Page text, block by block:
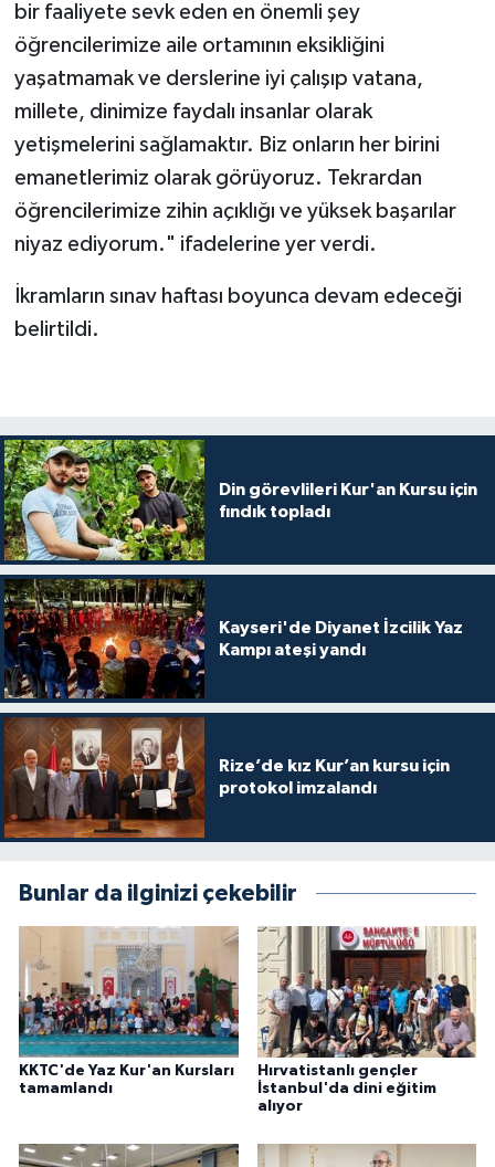
bir faaliyete sevk eden en önemli şey
öğrencilerimize aile ortamının eksikliğini
yaşatmamak ve derslerine iyi çalışıp vatana,
millete, dinimize faydalı insanlar olarak
yetişmelerini sağlamaktır. Biz onların her birini
emanetlerimiz olarak görüyoruz. Tekrardan
öğrencilerimize zihin açıklığı ve yüksek başarılar
niyaz ediyorum." ifadelerine yer verdi.
İkramların sınav haftası boyunca devam edeceği
belirtildi.
Din görevlileri Kur'an Kursu için
fındık topladı
Kayseri'de Diyanet İzcilik Yaz
Kampı ateşi yandı
Rize’de kız Kur’an kursu için
protokol imzalandı
Bunlar da ilginizi çekebilir
KKTC'de Yaz Kur'an Kursları
tamamlandı
Hırvatistanlı gençler
İstanbul'da dini eğitim
alıyor
Eskişehir Müftülüğü
Gaziantep Müftülüğü
Giresun Müftülüğü
Hakkari Müftülüğü
Hatay Müftülüğü
İstanbul Müftülüğü
İzmir Müftülüğü
Kahramanmaraş Müftülüğü
Karabük Müftülüğü
Karaman Müftülüğü
Kars Müftülüğü
Kastamonu Müftülüğü
Kilis Müftülüğü
Kırıkkale Müftülüğü
Kırklareli Müftülüğü
Kırşehir Müftülüğü
Kocaeli Müftülüğü